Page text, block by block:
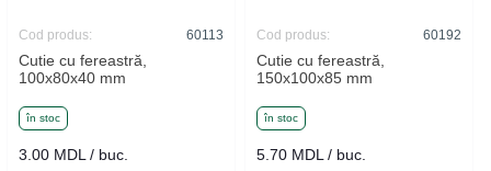
în stoc
Cutie cu fereastră,
100x80x40 mm
Cod produs: 60113
3.00 MDL / buc.
în stoc
Cutie cu fereastră,
150x100x85 mm
Cod produs: 60192
5.70 MDL / buc.